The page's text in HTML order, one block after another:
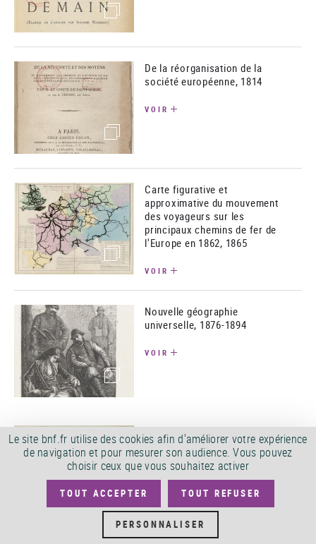
(image)
(image)
De la réorganisation de la
société européenne, 1814
VOIR
(image)
Carte figurative et
approximative du mouvement
des voyageurs sur les
principaux chemins de fer de
l'Europe en 1862, 1865
VOIR
(image)
Nouvelle géographie
universelle, 1876-1894
VOIR
(image)
Cartes d’étude pour servir à
l'enseignement de la
géographie, 1898
Le site bnf.fr utilise des cookies afin d'améliorer votre expérience
de navigation et pour mesurer son audience. Vous pouvez
choisir ceux que vous souhaitez activer
TOUT ACCEPTER TOUT REFUSER
PERSONNALISER